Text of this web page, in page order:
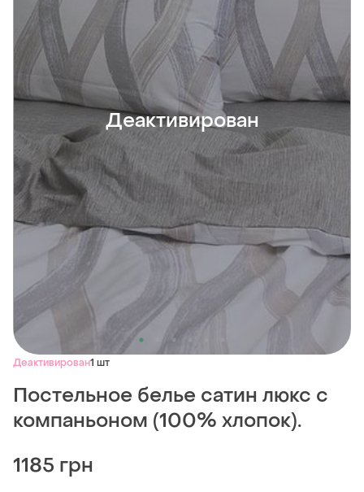
Деактивирован
Деактивирован1 шт
Постельное белье сатин люкс с
компаньоном (100% хлопок).
1185 грн